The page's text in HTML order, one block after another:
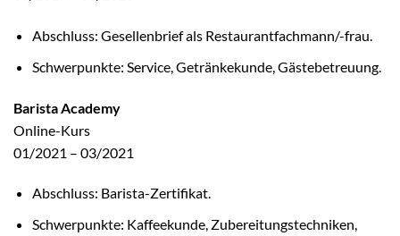
Abschluss: Gesellenbrief als Restaurantfachmann/-frau.
Schwerpunkte: Service, Getränkekunde, Gästebetreuung.
Barista Academy
Online-Kurs
01/2021 – 03/2021
Abschluss: Barista-Zertifikat.
Schwerpunkte: Kaffeekunde, Zubereitungstechniken,